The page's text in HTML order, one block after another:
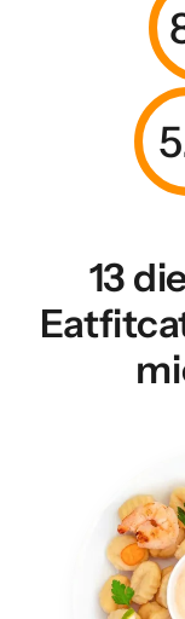
13